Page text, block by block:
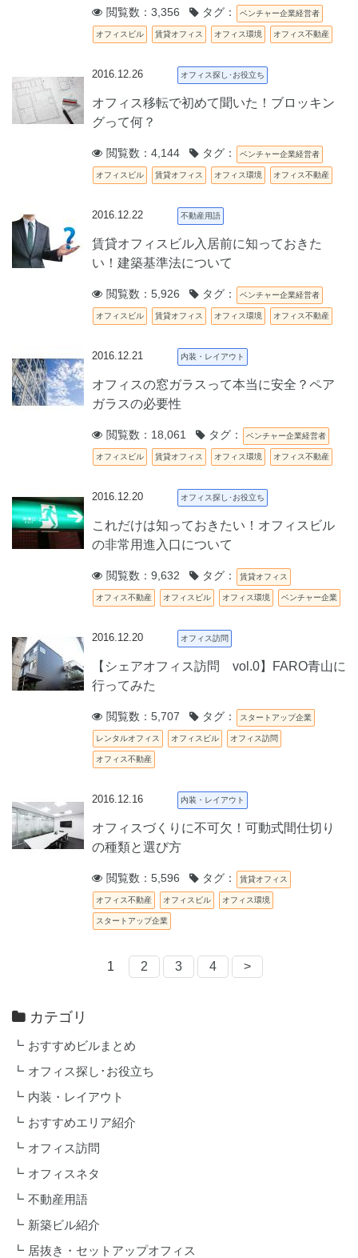
閲覧数：3,356 タグ： ベンチャー企業経営者
オフィスビル 賃貸オフィス オフィス環境 オフィス不動産
2016.12.26 オフィス探し･お役立ち
オフィス移転で初めて聞いた！ブロッキン
グって何？
閲覧数：4,144 タグ： ベンチャー企業経営者
オフィスビル 賃貸オフィス オフィス環境 オフィス不動産
2016.12.22 不動産用語
賃貸オフィスビル入居前に知っておきた
い！建築基準法について
閲覧数：5,926 タグ： ベンチャー企業経営者
オフィスビル 賃貸オフィス オフィス環境 オフィス不動産
2016.12.21 内装・レイアウト
オフィスの窓ガラスって本当に安全？ペア
ガラスの必要性
閲覧数：18,061 タグ： ベンチャー企業経営者
オフィスビル 賃貸オフィス オフィス環境 オフィス不動産
2016.12.20 オフィス探し･お役立ち
これだけは知っておきたい！オフィスビル
の非常用進入口について
閲覧数：9,632 タグ： 賃貸オフィス
オフィス不動産 オフィスビル オフィス環境 ベンチャー企業
2016.12.20 オフィス訪問
【シェアオフィス訪問 vol.0】FARO青山に
行ってみた
閲覧数：5,707 タグ： スタートアップ企業
レンタルオフィス オフィスビル オフィス訪問
オフィス不動産
2016.12.16 内装・レイアウト
オフィスづくりに不可欠！可動式間仕切り
の種類と選び方
閲覧数：5,596 タグ： 賃貸オフィス
オフィス不動産 オフィスビル オフィス環境
スタートアップ企業
1 2 3 4 >
カテゴリ
おすすめビルまとめ
オフィス探し･お役立ち
内装・レイアウト
おすすめエリア紹介
オフィス訪問
オフィスネタ
不動産用語
新築ビル紹介
居抜き・セットアップオフィス